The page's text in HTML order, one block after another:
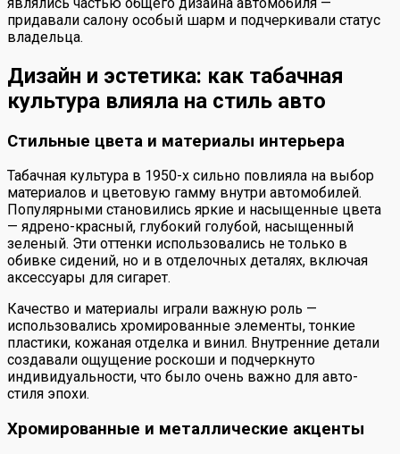
придавали салону особый шарм и подчеркивали статус
владельца.
Дизайн и эстетика: как табачная
культура влияла на стиль авто
Стильные цвета и материалы интерьера
Табачная культура в 1950-х сильно повлияла на выбор
материалов и цветовую гамму внутри автомобилей.
Популярными становились яркие и насыщенные цвета
— ядрено-красный, глубокий голубой, насыщенный
зеленый. Эти оттенки использовались не только в
обивке сидений, но и в отделочных деталях, включая
аксессуары для сигарет.
Качество и материалы играли важную роль —
использовались хромированные элементы, тонкие
пластики, кожаная отделка и винил. Внутренние детали
создавали ощущение роскоши и подчеркнуто
индивидуальности, что было очень важно для авто-
стиля эпохи.
Хромированные и металлические акценты